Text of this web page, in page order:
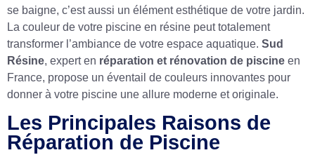
se baigne, c’est aussi un élément esthétique de votre jardin.
La couleur de votre piscine en résine peut totalement
transformer l’ambiance de votre espace aquatique. Sud
Résine, expert en réparation et rénovation de piscine en
France, propose un éventail de couleurs innovantes pour
donner à votre piscine une allure moderne et originale.
Les Principales Raisons de
Réparation de Piscine